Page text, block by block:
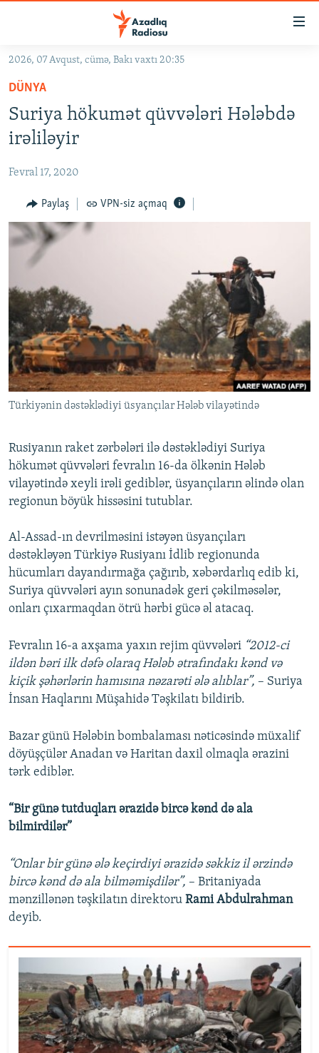
Əsas
qayıt
Əsas
naviqasiyaya
qayıt
Axtarışa
KORRUPSIOMETR
#ƏSLINDƏ
FƏRQƏ BAX
QANUNI DOĞRU
ARAŞDIRMA
MULTIMEDIA
FOTOQALEREYA
İNFOQRAFIKA
KARIKATURA
OXU ZALI
AZƏRBAYCAN ƏDƏBIYYATI KITABXANASI
İSLAM VƏ DEMOKRATIYA
İZ - MƏDƏNIYYƏT PROQRAMI
HAQQIMIZDA
MISSIYAMIZ
PEŞƏ ETIKASI VƏ JURNALISTIKA STANDARTLARIMIZ
MATERIALLARIMIZDAN ISTIFADƏ
AZADLIQRADIOSU MOBIL TELEFONUNUZDA
XƏBƏR BÜLLETENLƏRIMIZ
BIZI IZLƏ
RFE/RL-in bütün saytları
2026, 07 Avqust, cümə, Bakı vaxtı 20:35
DÜNYA
Suriya hökumət qüvvələri Hələbdə
irəliləyir
Fevral 17, 2020
Paylaş VPN-siz açmaq
Türkiyənin dəstəklədiyi üsyançılar Hələb vilayətində
Rusiyanın raket zərbələri ilə dəstəklədiyi Suriya
hökumət qüvvələri fevralın 16-da ölkənin Hələb
vilayətində xeyli irəli gediblər, üsyançıların əlində olan
regionun böyük hissəsini tutublar.
Al-Assad-ın devrilməsini istəyən üsyançıları
dəstəkləyən Türkiyə Rusiyanı İdlib regionunda
hücumları dayandırmağa çağırıb, xəbərdarlıq edib ki,
Suriya qüvvələri ayın sonunadək geri çəkilməsələr,
onları çıxarmaqdan ötrü hərbi gücə əl atacaq.
Fevralın 16-a axşama yaxın rejim qüvvələri “2012-ci
ildən bəri ilk dəfə olaraq Hələb ətrafındakı kənd və
kiçik şəhərlərin hamısına nəzarəti ələ alıblar”, – Suriya
İnsan Haqlarını Müşahidə Təşkilatı bildirib.
Bazar günü Hələbin bombalaması nəticəsində müxalif
döyüşçülər Anadan və Haritan daxil olmaqla ərazini
tərk ediblər.
“Bir günə tutduqları ərazidə bircə kənd də ala
bilmirdilər”
“Onlar bir günə ələ keçirdiyi ərazidə səkkiz il ərzində
bircə kənd də ala bilməmişdilər”, – Britaniyada
mənzillənən təşkilatın direktoru Rami Abdulrahman
deyib.